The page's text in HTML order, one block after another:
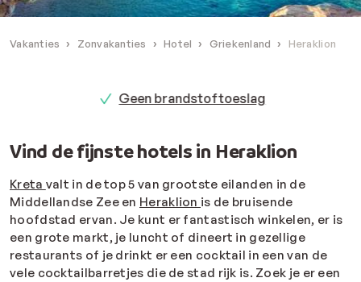
Vakanties Zonvakanties Hotel Griekenland Heraklion
Geen brandstoftoeslag
Vind de fijnste hotels in Heraklion
Kreta valt in de top 5 van grootste eilanden in de
Middellandse Zee en Heraklion is de bruisende
hoofdstad ervan. Je kunt er fantastisch winkelen, er is
een grote markt, je luncht of dineert in gezellige
restaurants of je drinkt er een cocktail in een van de
vele cocktailbarretjes die de stad rijk is. Zoek je er een